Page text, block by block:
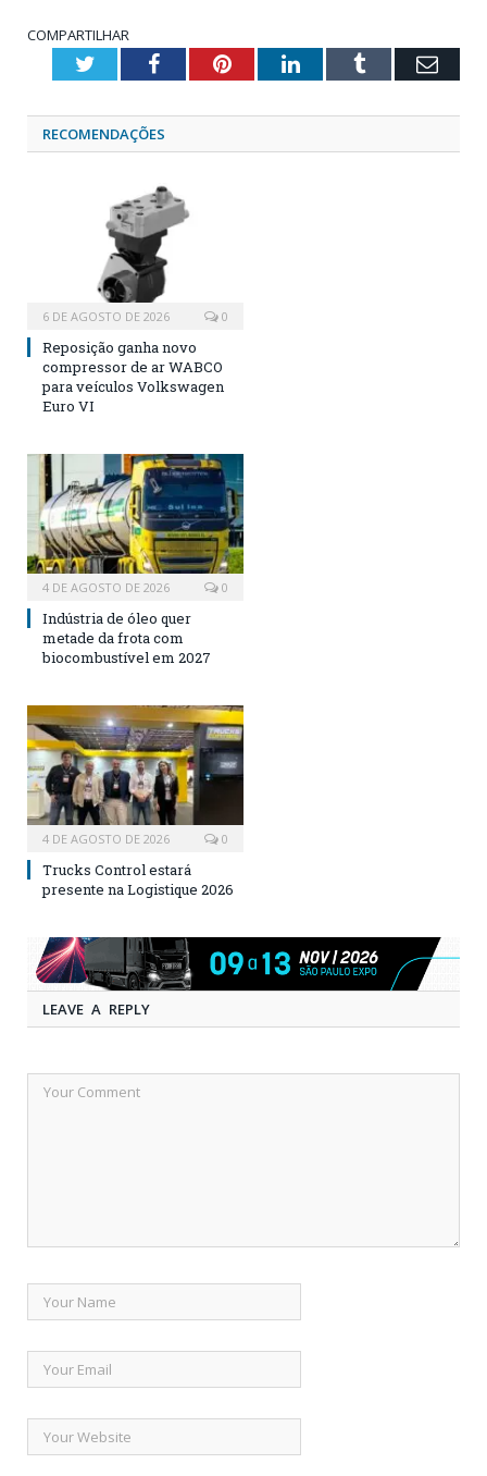
COMPARTILHAR
TwitterFacebookPinterestLinkedInTumblr
RECOMENDAÇÕES
6 DE AGOSTO DE 2026 0
Reposição ganha novo
compressor de ar WABCO
para veículos Volkswagen
Euro VI
4 DE AGOSTO DE 2026 0
Indústria de óleo quer
metade da frota com
biocombustível em 2027
4 DE AGOSTO DE 2026 0
Trucks Control estará
presente na Logistique 2026
LEAVE A REPLY